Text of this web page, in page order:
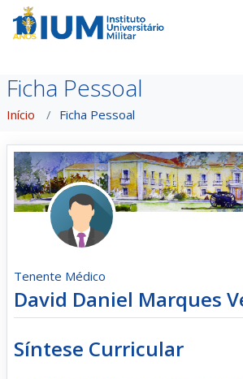
Ficha Pessoal
Início Ficha Pessoal
Tenente Médico
David Daniel Marques
Síntese Curricular